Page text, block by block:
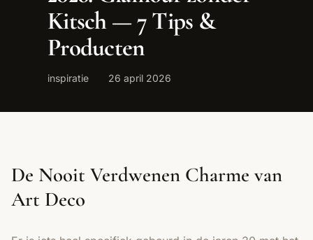
Kitsch — 7 Tips &
Producten
inspiratie 26 april 2026
De Nooit Verdwenen Charme van
Art Deco